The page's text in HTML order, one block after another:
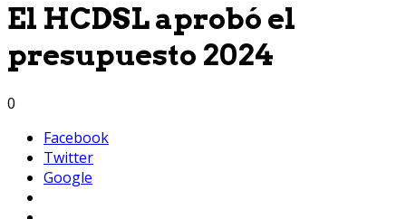
El HCDSL aprobó el
presupuesto 2024
0
Facebook
Twitter
Google